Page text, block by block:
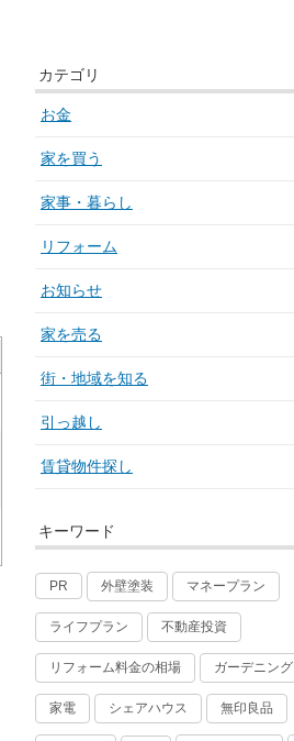
カテゴリ
お金
家を買う
家事・暮らし
リフォーム
お知らせ
家を売る
街・地域を知る
引っ越し
賃貸物件探し
キーワード
PR 外壁塗装 マネープラン
ライフプラン 不動産投資
リフォーム料金の相場 ガーデニング
家電 シェアハウス 無印良品